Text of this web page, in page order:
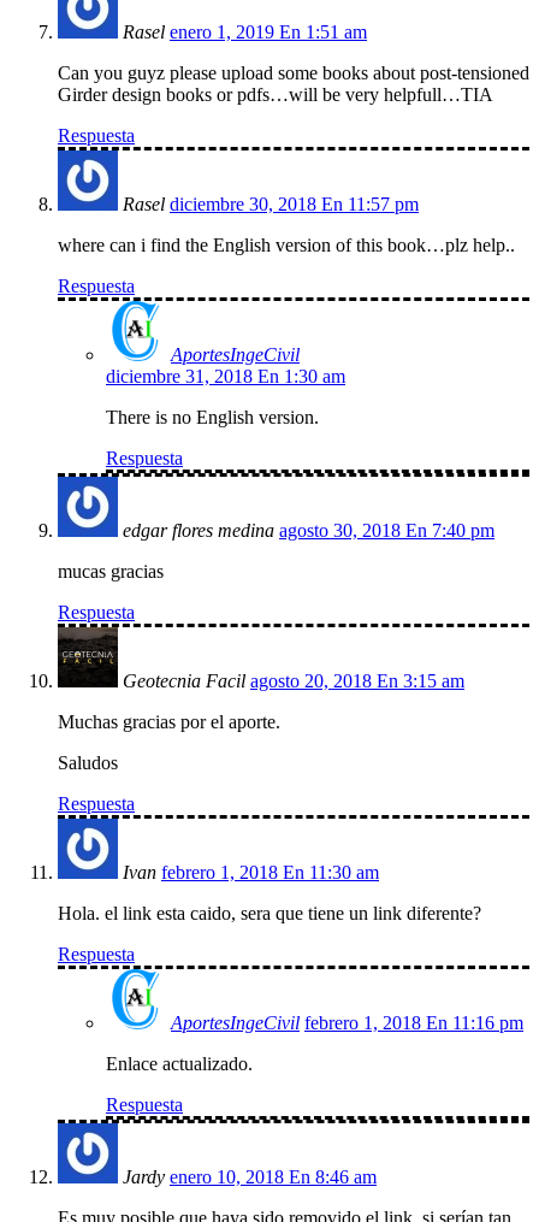
Rasel enero 1, 2019 En 1:51 am
Can you guyz please upload some books about post-tensioned
Girder design books or pdfs…will be very helpfull…TIA
Respuesta
Rasel diciembre 30, 2018 En 11:57 pm
where can i find the English version of this book…plz help..
Respuesta
AportesIngeCivil
diciembre 31, 2018 En 1:30 am
There is no English version.
Respuesta
edgar flores medina agosto 30, 2018 En 7:40 pm
mucas gracias
Respuesta
Geotecnia Facil agosto 20, 2018 En 3:15 am
Muchas gracias por el aporte.
Saludos
Respuesta
Ivan febrero 1, 2018 En 11:30 am
Hola. el link esta caido, sera que tiene un link diferente?
Respuesta
AportesIngeCivil febrero 1, 2018 En 11:16 pm
Enlace actualizado.
Respuesta
Jardy enero 10, 2018 En 8:46 am